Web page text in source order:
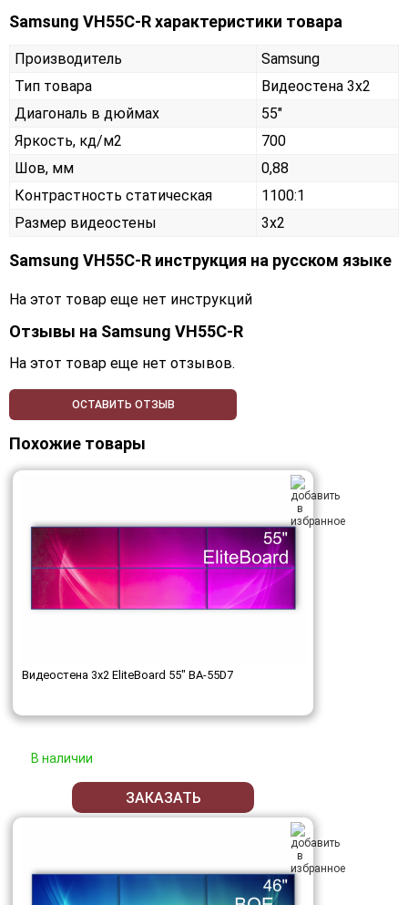
Samsung VH55C-R характеристики товара
Производитель
Samsung
Тип товара
Видеостена 3х2
Диагональ в дюймах
55"
Яркость, кд/м2
700
Шов, мм
0,88
Контрастность статическая
1100:1
Размер видеостены
3x2
Samsung VH55C-R инструкция на русском языке
На этот товар еще нет инструкций
Отзывы на Samsung VH55C-R
На этот товар еще нет отзывов.
ОСТАВИТЬ ОТЗЫВ
Похожие товары
Видеостена 3x2 EliteBoard 55" BA-55D7
В наличии
ЗАКАЗАТЬ